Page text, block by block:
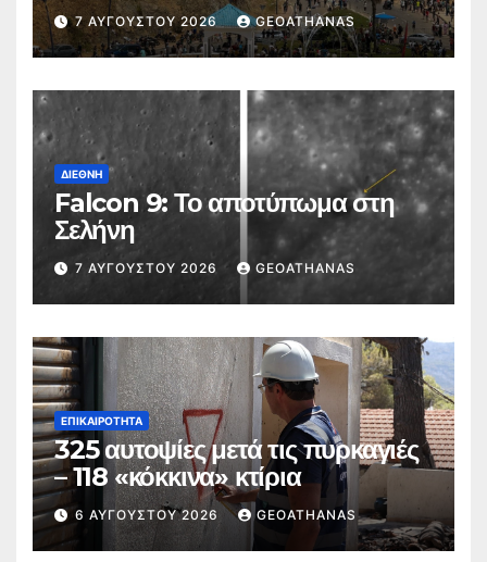
7 ΑΥΓΟΎΣΤΟΥ 2026 GEOATHANAS
ΔΙΕΘΝΉ
Falcon 9: Το αποτύπωμα στη
Σελήνη
7 ΑΥΓΟΎΣΤΟΥ 2026 GEOATHANAS
ΕΠΙΚΑΙΡΌΤΗΤΑ
325 αυτοψίες μετά τις πυρκαγιές
– 118 «κόκκινα» κτίρια
6 ΑΥΓΟΎΣΤΟΥ 2026 GEOATHANAS